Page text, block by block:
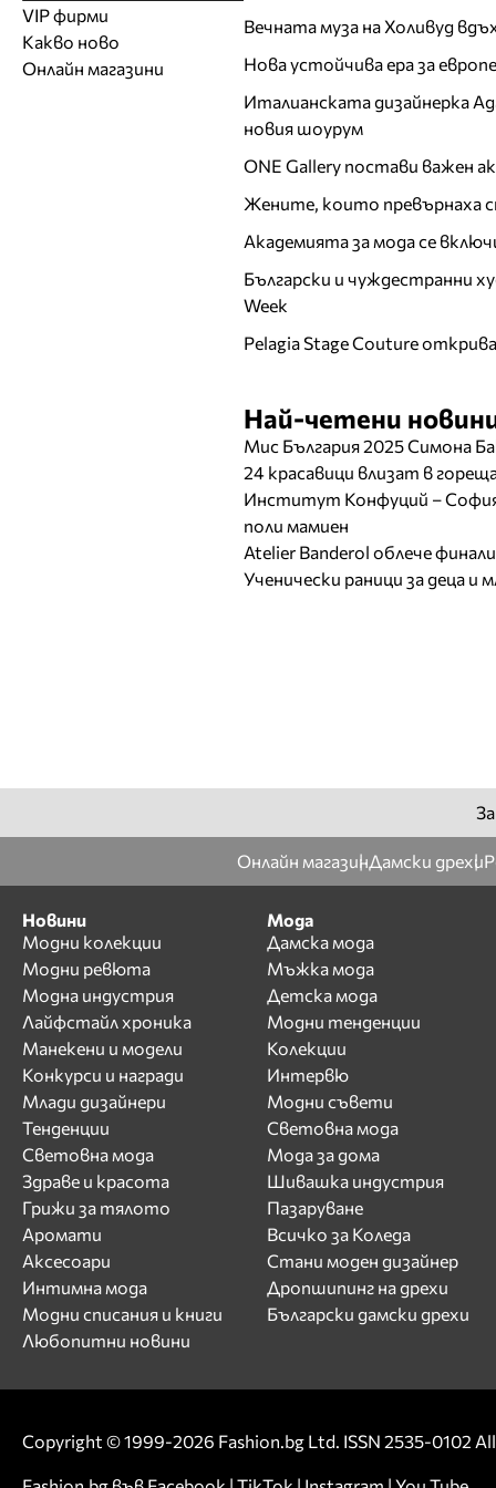
Вечната муза на Холивуд
Нова устойчива ера за
Италианската дизайнерка
новия шоурум
ONE Gallery постави важен
Жените, които превърнаха
Академията за мода се
Български и чуждестранни
Week
Pelagia Stage Couture
Най-четени
Мис България 2025 Симона
24 красавици влизат в
Институт Конфуций –
поли мамиен
Atelier Banderol облече
Ученически раници за деца и
Бански костюми
Модни дизайнери
Бутици
Обувки
Други аксесоари
Солариуми
Фитнес и здраве
Работа на ишлеме
CAD/CAM услуги
Модели
Образователни
Модни списания
Сватбени агенции
Магазини за дрехи
Магазини за обувки
Магазини за aксесоари
VIP фирми
Какво ново
Онлайн магазини
Онлайн магазинДамски дрехи
Новини
Модни колекции
Модни ревюта
Модна индустрия
Лайфстайл хроника
Манекени и модели
Конкурси и награди
Млади дизайнери
Тенденции
Световна мода
Здраве и красота
Грижи за тялото
Аромати
Аксесоари
Интимна мода
Модни списания и книги
Любопитни новини
Мода
Дамска мода
Мъжка мода
Детска мода
Модни тенденции
Колекции
Интервю
Модни съвети
Световна мода
Мода за дома
Шивашка индустрия
Пазаруване
Всичко за Коледа
Стани моден дизайнер
Дропшипинг на дрехи
Български дамски дрехи
Copyright © 1999-2026 Fashion.bg Ltd. ISSN 2535-0102